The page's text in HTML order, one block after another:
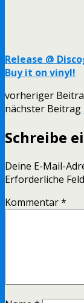
Release @
Buy it on vinyl!
vorheriger
nächster Beitrag
Schreibe
Deine E-Mail-
Erforderliche
Kommentar*